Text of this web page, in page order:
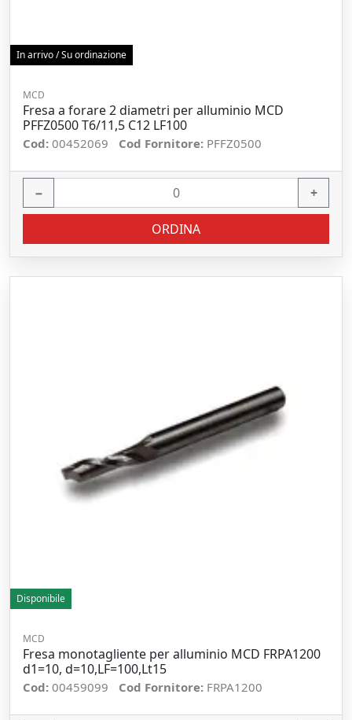
In arrivo / Su ordinazione
MCD
Fresa a forare 2 diametri per alluminio MCD
PFFZ0500 T6/11,5 C12 LF100
Cod: 00452069 Cod Fornitore: PFFZ0500
− +
ORDINA
Disponibile
MCD
Fresa monotagliente per alluminio MCD FRPA1200
d1=10, d=10,LF=100,Lt15
Cod: 00459099 Cod Fornitore: FRPA1200